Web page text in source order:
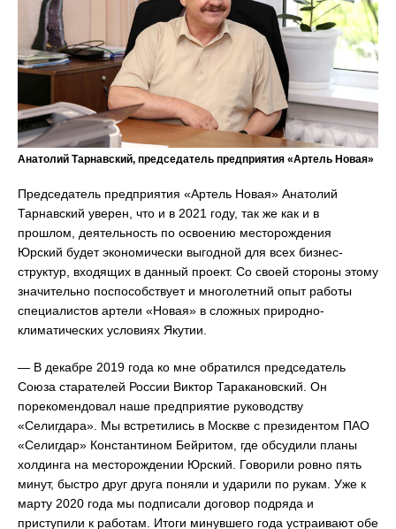
Анатолий Тарнавский, председатель предприятия «Артель Новая»
Председатель предприятия «Артель Новая» Анатолий
Тарнавский уверен, что и в 2021 году, так же как и в
прошлом, деятельность по освоению месторождения
Юрский будет экономически выгодной для всех бизнес-
структур, входящих в данный проект. Со своей стороны этому
значительно поспособствует и многолетний опыт работы
специалистов артели «Новая» в сложных природно-
климатических условиях Якутии.
— В декабре 2019 года ко мне обратился председатель
Союза старателей России Виктор Таракановский. Он
порекомендовал наше предприятие руководству
«Селигдара». Мы встретились в Москве с президентом ПАО
«Селигдар» Константином Бейритом, где обсудили планы
холдинга на месторождении Юрский. Говорили ровно пять
минут, быстро друг друга поняли и ударили по рукам. Уже к
марту 2020 года мы подписали договор подряда и
приступили к работам. Итоги минувшего года устраивают обе